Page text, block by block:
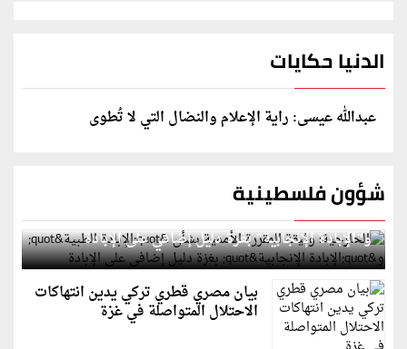
الدنيا حكايات
عبدالله عيسى: راية الإعلام والنضال التي لا تُطوى
شؤون فلسطينية
الخارجية: وثيقة المقررة الأممية بشأن "الإبادة الطبية"
و"الإبادة الإنجابية" بغزة دليل إضافي على الإبادة
بيان مصري قطري تركي يدين انتهاكات
الاحتلال المتواصلة في غزة